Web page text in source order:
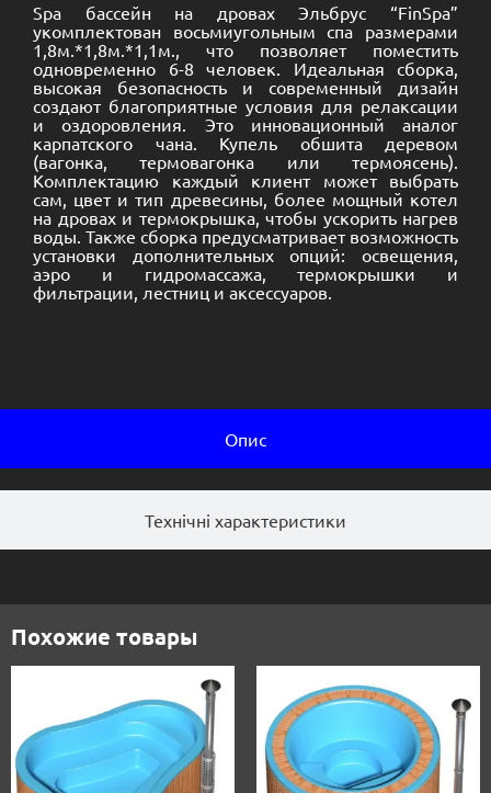
Spa бассейн на дровах Эльбрус “FinSpa”
укомплектован восьмиугольным спа размерами
1,8м.*1,8м.*1,1м., что позволяет поместить
одновременно 6-8 человек. Идеальная сборка,
высокая безопасность и современный дизайн
создают благоприятные условия для релаксации
и оздоровления. Это инновационный аналог
карпатского чана. Купель обшита деревом
(вагонка, термовагонка или термоясень).
Комплектацию каждый клиент может выбрать
сам, цвет и тип древесины, более мощный котел
на дровах и термокрышка, чтобы ускорить нагрев
воды. Также сборка предусматривает возможность
установки дополнительных опций: освещения,
аэро и гидромассажа, термокрышки и
фильтрации, лестниц и аксессуаров.
Опис
Технічні характеристики
Похожие товары